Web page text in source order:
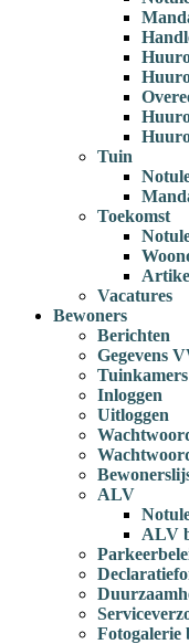
Tuin
Toekomst
Vacatures
Bewoners
Berichten
Gegevens
Tuinkamers
Inloggen
Uitloggen
ALV
ALV
Fotogalerie